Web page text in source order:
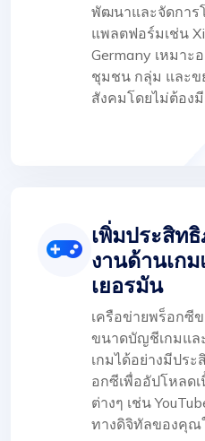
พัฒนาและจัดการ
แพลตฟอร์มเช่น
Germany เหมาะ
ชุมชน กลุ่ม และข
สังคมโดยไม่ต้อง
เพิ่มประสิท
งานด้านเก
เยอรมัน
เครือข่ายพร็อกซี
ขนาดบัญชีเกมแล
เกมได้อย่างมีปร
อกซีเพื่ออัปโหลด
ต่างๆ เช่น
ทางดิจิทัลของคุณ